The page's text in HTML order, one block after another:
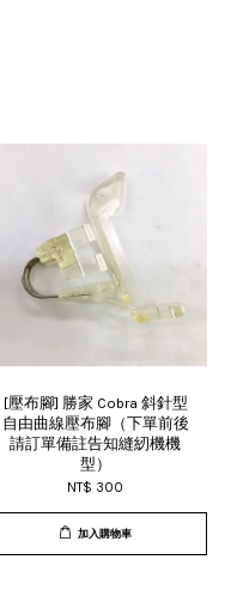
[壓布腳] 勝家 Cobra 斜針型
自由曲線壓布腳（下單前後
請訂單備註告知縫紉機機
型）
NT$ 300
加入購物車